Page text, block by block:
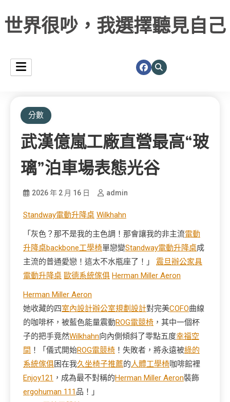
世界很吵，我選擇聽見自己
分數
武漢億嵐工廠直營最高“玻
璃”泊車場表態光谷
2026 年 2 月 16 日 admin
Standway電動升降桌 Wilkhahn
「灰色？那不是我的主色調！那會讓我的非主流電動
升降桌backbone工學椅單戀變Standway電動升降桌成
主流的普通愛戀！這太不水瓶座了！」 震旦辦公家具
電動升降桌 歐德系統傢俱 Herman Miller Aeron
Herman Miller Aeron
她收藏的四室內設計辦公室規劃設計對完美COFO曲線
的咖啡杯，被藍色能量震動ROG電競椅 ，其中一個杯
子的把手竟然Wilkhahn向內側傾斜了零點五度幸福空
間 ！「儀式開始ROG電競椅 ！失敗者，將永遠被綠的
系統傢俱困在我久坐椅子推薦的人體工學椅咖啡館裡
Enjoy121 ，成為最不對稱的Herman Miller Aeron裝飾
ergohuman 111品！」